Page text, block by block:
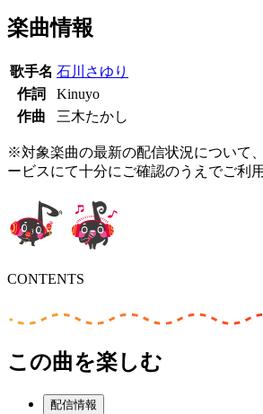
楽曲情報
歌手名 石川さゆり
作詞
Kinuyo
作曲
三木たかし
※対象楽曲の最新の配信状況について
ービスにて十分にご確認のうえでご利
CONTENTS
この曲を楽しむ
配信情報